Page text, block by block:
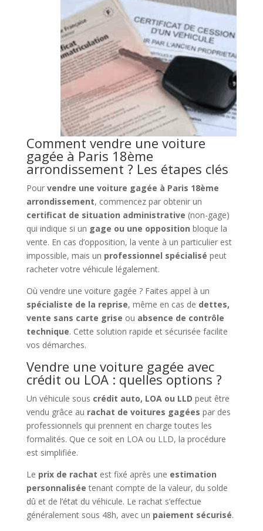
Comment vendre une voiture
gagée à Paris 18ème
arrondissement ? Les étapes clés
Pour vendre une voiture gagée à Paris 18ème
arrondissement, commencez par obtenir un
certificat de situation administrative (non-gage)
qui indique si un gage ou une opposition bloque la
vente. En cas d’opposition, la vente à un particulier est
impossible, mais un professionnel spécialisé peut
racheter votre véhicule légalement.
Où vendre une voiture gagée ? Faites appel à un
spécialiste de la reprise, même en cas de dettes,
vente sans carte grise ou absence de contrôle
technique. Cette solution rapide et sécurisée facilite
vos démarches.
Vendre une voiture gagée avec
crédit ou LOA : quelles options ?
Un véhicule sous crédit auto, LOA ou LLD peut être
vendu grâce au rachat de voitures gagées par des
professionnels qui prennent en charge toutes les
formalités. Que ce soit en LOA ou LLD, la procédure
est simplifiée.
Le prix de rachat est fixé après une estimation
personnalisée tenant compte de la valeur, du solde
dû et de l’état du véhicule. Le rachat s’effectue
généralement sous 48h, avec un paiement sécurisé.